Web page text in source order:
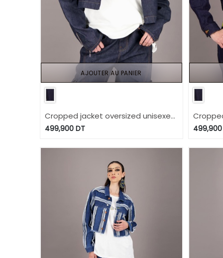
Cropped jacket oversized unisexe
en jeans Selvedge And Raw Look -
499,900DT
AJOUTER AU PANIER
avec
499,900